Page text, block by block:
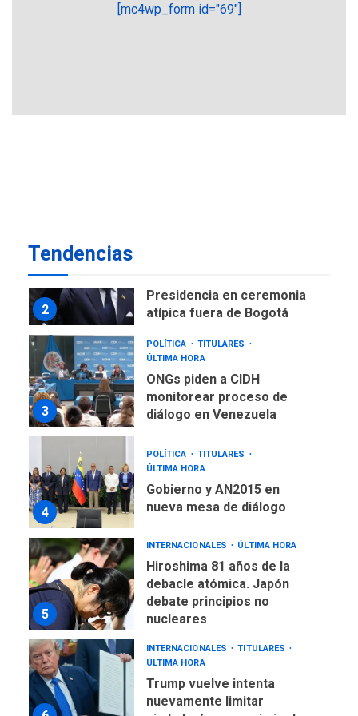
[mc4wp_form id="69"]
Tendencias
2
Presidencia en ceremonia
atípica fuera de Bogotá
3
POLÍTICA
TITULARES
ÚLTIMA HORA
ONGs piden a CIDH
monitorear proceso de
diálogo en Venezuela
4
POLÍTICA
TITULARES
ÚLTIMA HORA
Gobierno y AN2015 en
nueva mesa de diálogo
5
INTERNACIONALES ÚLTIMA HORA
Hiroshima 81 años de la
debacle atómica. Japón
debate principios no
nucleares
INTERNACIONALES
TITULARES
ÚLTIMA HORA
Trump vuelve intenta
nuevamente limitar